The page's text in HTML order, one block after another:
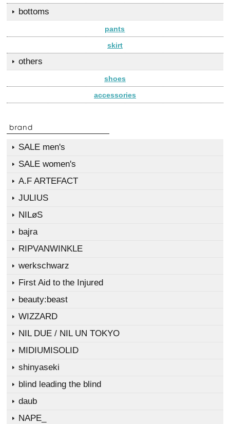
bottoms
pants
skirt
others
shoes
accessories
SALE men's
SALE women's
A.F ARTEFACT
JULIUS
NILøS
bajra
RIPVANWINKLE
werkschwarz
First Aid to the Injured
beauty:beast
WIZZARD
NIL DUE / NIL UN TOKYO
MIDIUMISOLID
shinyaseki
blind leading the blind
daub
NAPE_